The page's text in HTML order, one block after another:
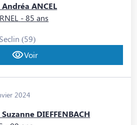
ANCEL
- 85 ans
Seclin (59)
Voir
2024
DIEFFENBACH